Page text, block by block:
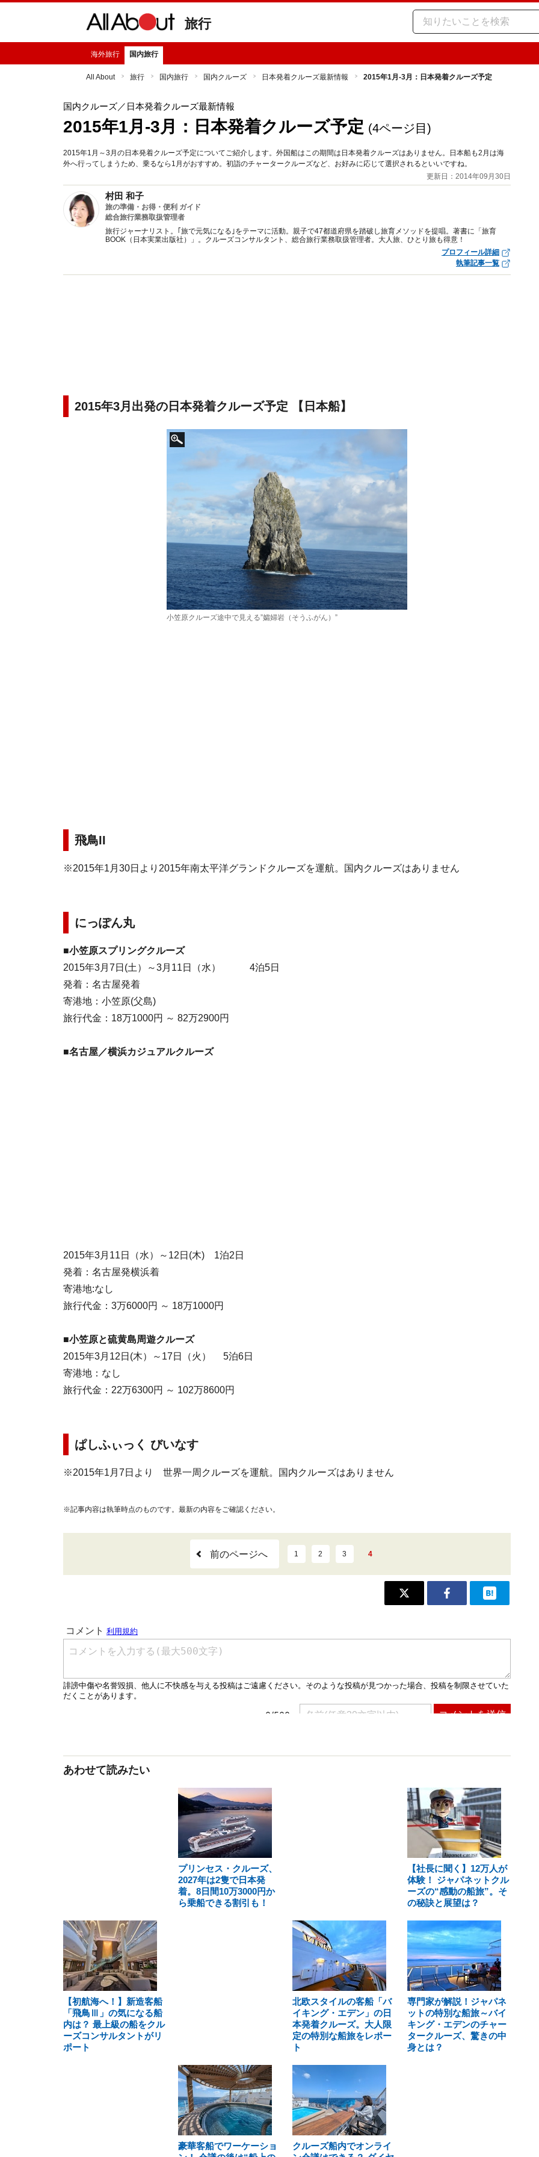
旅行
海外旅行 国内旅行
All About 旅行 国内旅行 国内クルーズ 日本発着クルーズ最新情報 2015年1月-3月：日本発着クルーズ予定
国内クルーズ／日本発着クルーズ最新情報
2015年1月-3月：日本発着クルーズ予定 (4ページ目)
2015年1月～3月の日本発着クルーズ予定についてご紹介します。外国船はこの期間は日本発着クルーズはありません。日本船も2月は海
外へ行ってしまうため、乗るなら1月がおすすめ。初詣のチャータークルーズなど、お好みに応じて選択されるといいですね。
更新日：2014年09月30日
村田 和子
旅の準備・お得・便利 ガイド
総合旅行業務取扱管理者
旅行ジャーナリスト。｢旅で元気になる｣をテーマに活動。親子で47都道府県を踏破し旅育メソッドを提唱。著書に「旅育
BOOK（日本実業出版社）」。クルーズコンサルタント、総合旅行業務取扱管理者。大人旅、ひとり旅も得意！
プロフィール詳細
執筆記事一覧
2015年3月出発の日本発着クルーズ予定 【日本船】
小笠原クルーズ途中で見える”孀婦岩（そうふがん）”
飛鳥II
※2015年1月30日より2015年南太平洋グランドクルーズを運航。国内クルーズはありません
にっぽん丸
■小笠原スプリングクルーズ
2015年3月7日(土）～3月11日（水） 4泊5日
発着：名古屋発着
寄港地：小笠原(父島)
旅行代金：18万1000円 ～ 82万2900円
■名古屋／横浜カジュアルクルーズ
2015年3月11日（水）～12日(木) 1泊2日
発着：名古屋発横浜着
寄港地:なし
旅行代金：3万6000円 ～ 18万1000円
■小笠原と硫黄島周遊クルーズ
2015年3月12日(木）～17日（火） 5泊6日
寄港地：なし
旅行代金：22万6300円 ～ 102万8600円
ぱしふぃっく びいなす
※2015年1月7日より 世界一周クルーズを運航。国内クルーズはありません
※記事内容は執筆時点のものです。最新の内容をご確認ください。
前のページへ 1 2 3 4
あわせて読みたい
プリンセス・クルーズ、
2027年は2隻で日本発
着。8日間10万3000円か
ら乗船できる割引も！
【社長に聞く】12万人が
体験！ ジャパネットクル
ーズの“感動の船旅”。そ
の秘訣と展望は？
【初航海へ！】新造客船
「飛鳥Ⅲ」の気になる船
内は？ 最上級の船をクル
ーズコンサルタントがリ
ポート
北欧スタイルの客船「バ
イキング・エデン」の日
本発着クルーズ。大人限
定の特別な船旅をレポー
ト
専門家が解説！ジャパネ
ットの特別な船旅～バイ
キング・エデンのチャー
タークルーズ、驚きの中
身とは？
豪華客船でワーケーショ
クルーズ船内でオンライ